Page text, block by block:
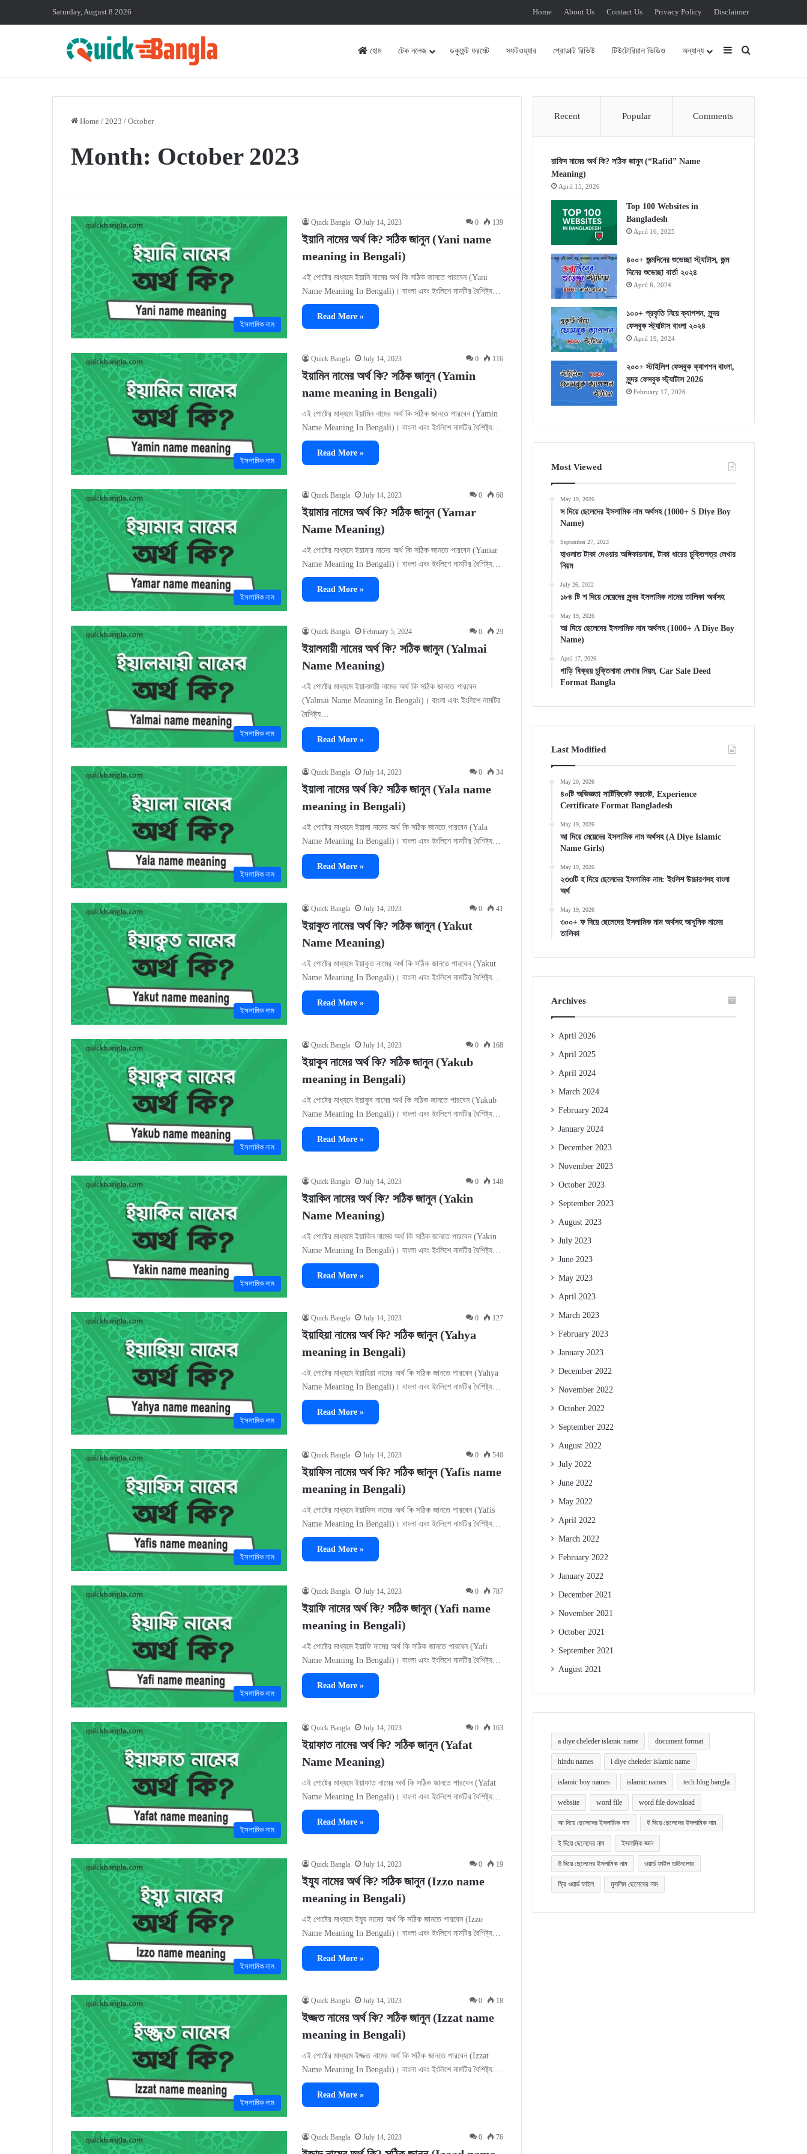
Saturday, August 8 2026 Home About Us Contact Us Privacy Policy Disclaimer
হোম টেক নলেজ ডকুমেন্ট ফরমেট সফটওয়্যার প্রোডাক্ট রিভিউ টিউটোরিয়াল ভিডিও অন্যান্য Sidebar
Home / 2023 / October
Month: October 2023
ইসলামিক নাম
Quick Bangla July 14, 2023 0 139
ইয়ানি নামের অর্থ কি? সঠিক জানুন (Yani name
meaning in Bengali)
এই পোষ্টের মাধ্যমে ইয়ানি নামের অর্থ কি সঠিক জানতে পারবেন (Yani
Name Meaning In Bengali)। বাংলা এবং ইংলিশে নামটির বৈশিষ্ট্য…
Read More »
ইসলামিক নাম
Quick Bangla July 14, 2023 0 116
ইয়ামিন নামের অর্থ কি? সঠিক জানুন (Yamin
name meaning in Bengali)
এই পোষ্টের মাধ্যমে ইয়ামিন নামের অর্থ কি সঠিক জানতে পারবেন (Yamin
Name Meaning In Bengali)। বাংলা এবং ইংলিশে নামটির বৈশিষ্ট্য…
Read More »
ইসলামিক নাম
Quick Bangla July 14, 2023 0 60
ইয়ামার নামের অর্থ কি? সঠিক জানুন (Yamar
Name Meaning)
এই পোষ্টের মাধ্যমে ইয়ামার নামের অর্থ কি সঠিক জানতে পারবেন (Yamar
Name Meaning In Bengali)। বাংলা এবং ইংলিশে নামটির বৈশিষ্ট্য…
Read More »
ইসলামিক নাম
Quick Bangla February 5, 2024 0 29
ইয়ালমায়ী নামের অর্থ কি? সঠিক জানুন (Yalmai
Name Meaning)
এই পোষ্টের মাধ্যমে ইয়ালমায়ী নামের অর্থ কি সঠিক জানতে পারবেন
(Yalmai Name Meaning In Bengali)। বাংলা এবং ইংলিশে নামটির
বৈশিষ্ট্য…
Read More »
ইসলামিক নাম
Quick Bangla July 14, 2023 0 34
ইয়ালা নামের অর্থ কি? সঠিক জানুন (Yala name
meaning in Bengali)
এই পোষ্টের মাধ্যমে ইয়ালা নামের অর্থ কি সঠিক জানতে পারবেন (Yala
Name Meaning In Bengali)। বাংলা এবং ইংলিশে নামটির বৈশিষ্ট্য…
Read More »
ইসলামিক নাম
Quick Bangla July 14, 2023 0 41
ইয়াকুত নামের অর্থ কি? সঠিক জানুন (Yakut
Name Meaning)
এই পোষ্টের মাধ্যমে ইয়াকুত নামের অর্থ কি সঠিক জানতে পারবেন (Yakut
Name Meaning In Bengali)। বাংলা এবং ইংলিশে নামটির বৈশিষ্ট্য…
Read More »
ইসলামিক নাম
Quick Bangla July 14, 2023 0 168
ইয়াকুব নামের অর্থ কি? সঠিক জানুন (Yakub
meaning in Bengali)
এই পোষ্টের মাধ্যমে ইয়াকুব নামের অর্থ কি সঠিক জানতে পারবেন (Yakub
Name Meaning In Bengali)। বাংলা এবং ইংলিশে নামটির বৈশিষ্ট্য…
Read More »
ইসলামিক নাম
Quick Bangla July 14, 2023 0 148
ইয়াকিন নামের অর্থ কি? সঠিক জানুন (Yakin
Name Meaning)
এই পোষ্টের মাধ্যমে ইয়াকিন নামের অর্থ কি সঠিক জানতে পারবেন (Yakin
Name Meaning In Bengali)। বাংলা এবং ইংলিশে নামটির বৈশিষ্ট্য…
Read More »
ইসলামিক নাম
Quick Bangla July 14, 2023 0 127
ইয়াহিয়া নামের অর্থ কি? সঠিক জানুন (Yahya
meaning in Bengali)
এই পোষ্টের মাধ্যমে ইয়াহিয়া নামের অর্থ কি সঠিক জানতে পারবেন (Yahya
Name Meaning In Bengali)। বাংলা এবং ইংলিশে নামটির বৈশিষ্ট্য…
Read More »
ইসলামিক নাম
Quick Bangla July 14, 2023 0 540
ইয়াফিস নামের অর্থ কি? সঠিক জানুন (Yafis name
meaning in Bengali)
এই পোষ্টের মাধ্যমে ইয়াফিস নামের অর্থ কি সঠিক জানতে পারবেন (Yafis
Name Meaning In Bengali)। বাংলা এবং ইংলিশে নামটির বৈশিষ্ট্য…
Read More »
ইসলামিক নাম
Quick Bangla July 14, 2023 0 787
ইয়াফি নামের অর্থ কি? সঠিক জানুন (Yafi name
meaning in Bengali)
এই পোষ্টের মাধ্যমে ইয়াফি নামের অর্থ কি সঠিক জানতে পারবেন (Yafi
Name Meaning In Bengali)। বাংলা এবং ইংলিশে নামটির বৈশিষ্ট্য…
Read More »
ইসলামিক নাম
Quick Bangla July 14, 2023 0 163
ইয়াফাত নামের অর্থ কি? সঠিক জানুন (Yafat
Name Meaning)
এই পোষ্টের মাধ্যমে ইয়াফাত নামের অর্থ কি সঠিক জানতে পারবেন (Yafat
Name Meaning In Bengali)। বাংলা এবং ইংলিশে নামটির বৈশিষ্ট্য…
Read More »
ইসলামিক নাম
Quick Bangla July 14, 2023 0 19
ইয্যু নামের অর্থ কি? সঠিক জানুন (Izzo name
meaning in Bengali)
এই পোষ্টের মাধ্যমে ইয্যু নামের অর্থ কি সঠিক জানতে পারবেন (Izzo
Name Meaning In Bengali)। বাংলা এবং ইংলিশে নামটির বৈশিষ্ট্য…
Read More »
ইসলামিক নাম
Quick Bangla July 14, 2023 0 18
ইজ্জত নামের অর্থ কি? সঠিক জানুন (Izzat name
meaning in Bengali)
এই পোষ্টের মাধ্যমে ইজ্জত নামের অর্থ কি সঠিক জানতে পারবেন (Izzat
Name Meaning In Bengali)। বাংলা এবং ইংলিশে নামটির বৈশিষ্ট্য…
Read More »
Quick Bangla July 14, 2023 0 76
Recent Popular Comments
রাফিদ নামের অর্থ কি? সঠিক জানুন (“Rafid” Name
Meaning)
April 15, 2026
Top 100 Websites in
Bangladesh
April 16, 2025
৪০০+ জন্মদিনের শুভেচ্ছা স্ট্যাটাস, জন্ম
দিনের শুভেচ্ছা বার্তা ২০২৪
April 6, 2024
১০০+ প্রকৃতি নিয়ে ক্যাপশন, সুন্দর
ফেসবুক স্ট্যাটাস বাংলা ২০২৪
April 19, 2024
২০০+ স্টাইলিশ ফেসবুক ক্যাপশন বাংলা,
সুন্দর ফেসবুক স্ট্যাটাস 2026
February 17, 2026
Most Viewed
May 19, 2026
স দিয়ে ছেলেদের ইসলামিক নাম অর্থসহ (1000+ S Diye Boy
Name)
September 27, 2023
হাওলাত টাকা দেওয়ার অঙ্গিকারনামা, টাকা ধারের চুক্তিপত্র লেখার
নিয়ম
July 26, 2022
১৮৪ টি শ দিয়ে মেয়েদের সুন্দর ইসলামিক নামের তালিকা অর্থসহ
May 19, 2026
আ দিয়ে ছেলেদের ইসলামিক নাম অর্থসহ (1000+ A Diye Boy
Name)
April 17, 2026
গাড়ি বিক্রয় চুক্তিনামা লেখার নিয়ম, Car Sale Deed
Format Bangla
Last Modified
May 20, 2026
৪০টি অভিজ্ঞতা সার্টিফিকেট ফরমেট, Experience
Certificate Format Bangladesh
May 19, 2026
আ দিয়ে মেয়েদের ইসলামিক নাম অর্থসহ (A Diye Islamic
Name Girls)
May 19, 2026
২৩৩টি হ দিয়ে ছেলেদের ইসলামিক নাম: ইংলিশ উচ্চারণসহ বাংলা
অর্থ
May 19, 2026
৩০০+ ফ দিয়ে ছেলেদের ইসলামিক নাম অর্থসহ আধুনিক নামের
তালিকা
Archives
April 2026
April 2025
April 2024
March 2024
February 2024
January 2024
December 2023
November 2023
October 2023
September 2023
August 2023
July 2023
June 2023
May 2023
April 2023
March 2023
February 2023
January 2023
December 2022
November 2022
October 2022
September 2022
August 2022
July 2022
June 2022
May 2022
April 2022
March 2022
February 2022
January 2022
December 2021
November 2021
October 2021
September 2021
August 2021
a diye cheleder islamic name document format
hindu names i diye cheleder islamic name
islamic boy names islamic names tech blog bangla
website word file word file download
আ দিয়ে ছেলেদের ইসলামিক নাম ই দিয়ে ছেলেদের ইসলামিক নাম
ই দিয়ে ছেলেদের নাম ইসলামিক জ্ঞান
উ দিয়ে ছেলেদের ইসলামিক নাম ওয়ার্ড ফাইল ডাউনলোড
ফ্রি ওয়ার্ড ফাইল মুসলিম ছেলেদের নাম